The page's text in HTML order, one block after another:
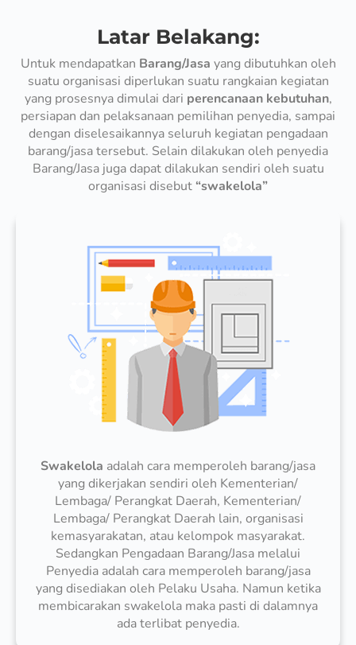
Latar Belakang:
Untuk mendapatkan Barang/Jasa yang dibutuhkan oleh
suatu organisasi diperlukan suatu rangkaian kegiatan
yang prosesnya dimulai dari perencanaan kebutuhan,
persiapan dan pelaksanaan pemilihan penyedia, sampai
dengan diselesaikannya seluruh kegiatan pengadaan
barang/jasa tersebut. Selain dilakukan oleh penyedia
Barang/Jasa juga dapat dilakukan sendiri oleh suatu
organisasi disebut“swakelola”
Swakelola adalah cara memperoleh barang/jasa
yang dikerjakan sendiri oleh Kementerian/
Lembaga/ Perangkat Daerah, Kementerian/
Lembaga/ Perangkat Daerah lain, organisasi
kemasyarakatan, atau kelompok masyarakat.
Sedangkan Pengadaan Barang/Jasa melalui
Penyedia adalah cara memperoleh barang/jasa
yang disediakan oleh Pelaku Usaha. Namun ketika
membicarakan swakelola maka pasti di dalamnya
ada terlibat penyedia.